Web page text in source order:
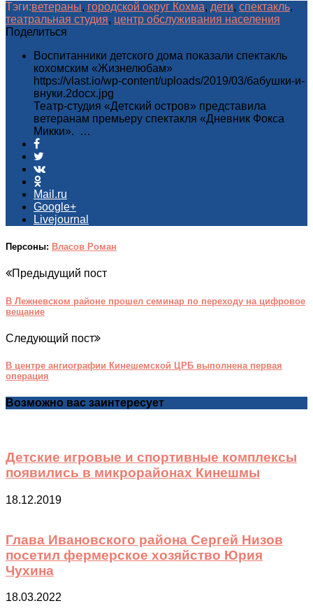
Тэги:ветераны, городской округ Кохма, дети, спектакль,
театральная студия, центр обслуживания населения
Поделиться
Воспитанники детского дома показали спектакль
кохомским «Жизнелюбам»
https://vlast.io/wp-content/uploads/2019/03/бабушки-и-
внуки.2docx.jpg
Театр-студия «Детский остров» представила
ветеранам премьеру спектакля «Дневник Фокса
Микки». …
Mail.ru
Google+
Livejournal
Персоны: Власов Роман
Предыдущий пост
В Лежневском районе прошел семинар по переходу на цифровое
вещание
Следующий пост
В центре ангиографии Кинешемской ЦРБ выполнена первая
операция
Возможно вас заинтересует
Детские игровые и спортивные комплексы
появились в микрорайонах Кинешмы
18.12.2019
Глава Ивановского района Сергей Низов
посетил фермерское хозяйство Юрия
Чухина
18.03.2022